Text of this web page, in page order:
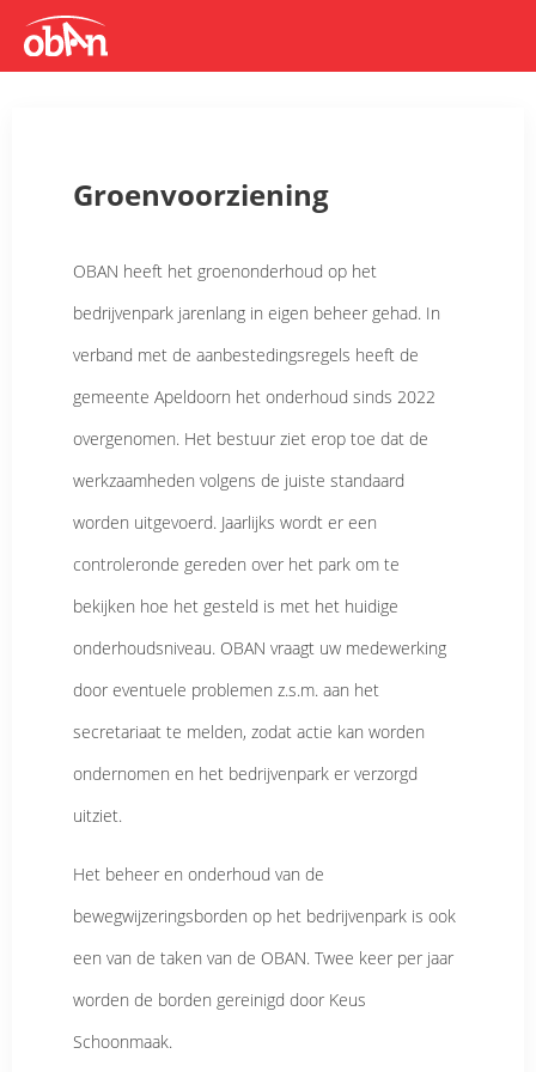
Groenvoorziening
OBAN heeft het groenonderhoud op het
bedrijvenpark jarenlang in eigen beheer gehad. In
verband met de aanbestedingsregels heeft de
gemeente Apeldoorn het onderhoud sinds 2022
overgenomen. Het bestuur ziet erop toe dat de
werkzaamheden volgens de juiste standaard
worden uitgevoerd. Jaarlijks wordt er een
controleronde gereden over het park om te
bekijken hoe het gesteld is met het huidige
onderhoudsniveau. OBAN vraagt uw medewerking
door eventuele problemen z.s.m. aan het
secretariaat te melden, zodat actie kan worden
ondernomen en het bedrijvenpark er verzorgd
uitziet.
Het beheer en onderhoud van de
bewegwijzeringsborden op het bedrijvenpark is ook
een van de taken van de OBAN. Twee keer per jaar
worden de borden gereinigd door Keus
Schoonmaak.